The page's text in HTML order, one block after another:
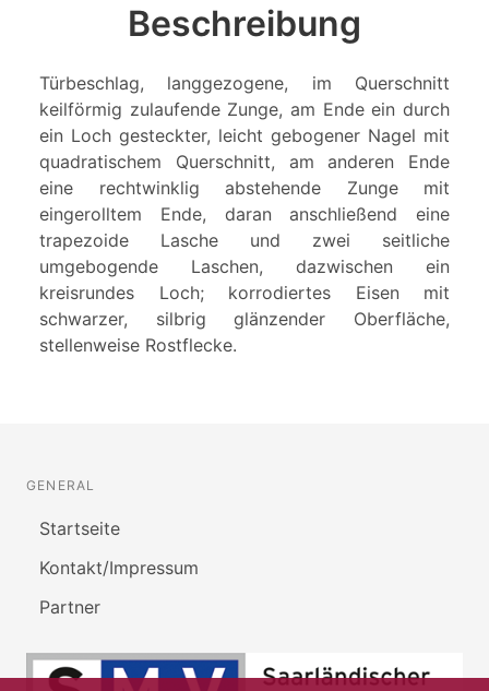
Beschreibung
Türbeschlag, langgezogene, im Querschnitt
keilförmig zulaufende Zunge, am Ende ein durch
ein Loch gesteckter, leicht gebogener Nagel mit
quadratischem Querschnitt, am anderen Ende
eine rechtwinklig abstehende Zunge mit
eingerolltem Ende, daran anschließend eine
trapezoide Lasche und zwei seitliche
umgebogende Laschen, dazwischen ein
kreisrundes Loch; korrodiertes Eisen mit
schwarzer, silbrig glänzender Oberfläche,
stellenweise Rostflecke.
GENERAL
Startseite
Kontakt/Impressum
Partner